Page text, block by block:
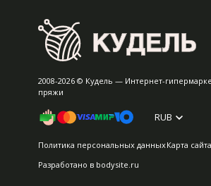
2008-2026 © Кудель — Интернет-
пряжи
RUB
Политика персональных данныхКарта сайта
Разработано в bodysite.ru